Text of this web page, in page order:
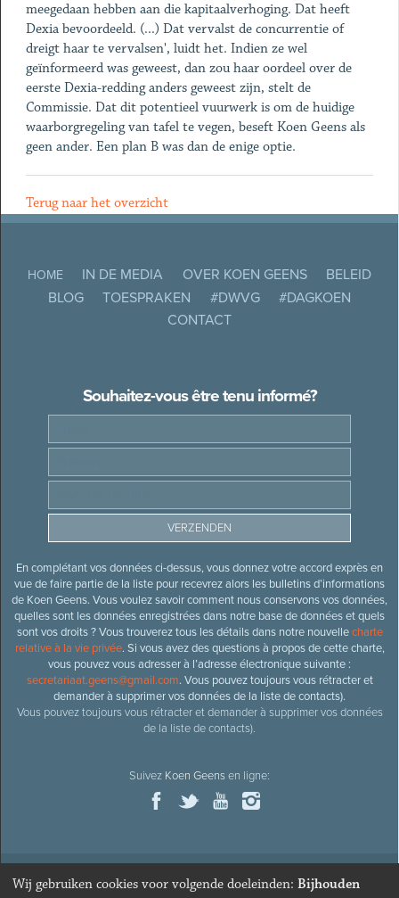
meegedaan hebben aan die kapitaalverhoging. Dat heeft
Dexia bevoordeeld. (...) Dat vervalst de concurrentie of
dreigt haar te vervalsen', luidt het. Indien ze wel
geïnformeerd was geweest, dan zou haar oordeel over de
eerste Dexia-redding anders geweest zijn, stelt de
Commissie. Dat dit potentieel vuurwerk is om de huidige
waarborgregeling van tafel te vegen, beseft Koen Geens als
geen ander. Een plan B was dan de enige optie.
Terug naar het overzicht
HOME IN DE MEDIA OVER KOEN GEENS
BELEID
BLOG
TOESPRAKEN #DWVG
#DAGKOEN
CONTACT
Souhaitez-vous être tenu informé?
En complétant vos données ci-dessus, vous donnez votre accord exprès en
vue de faire partie de la liste pour recevrez alors les bulletins d’informations
de Koen Geens. Vous voulez savoir comment nous conservons vos données,
quelles sont les données enregistrées dans notre base de données et quels
sont vos droits ? Vous trouverez tous les détails dans notre nouvellecharte
relative à la vie privée. Si vous avez des questions à propos de cette charte,
vous pouvez vous adresser à l’adresse électronique suivante :
secretariaat.geens@gmail.com. Vous pouvez toujours vous rétracter et
demander à supprimer vos données de la liste de contacts).
Vous pouvez toujours vous rétracter et demander à supprimer vos données
de la liste de contacts).
Suivez Koen Geensen ligne:
Wij gebruiken cookies voor volgende doeleinden: Bijhouden